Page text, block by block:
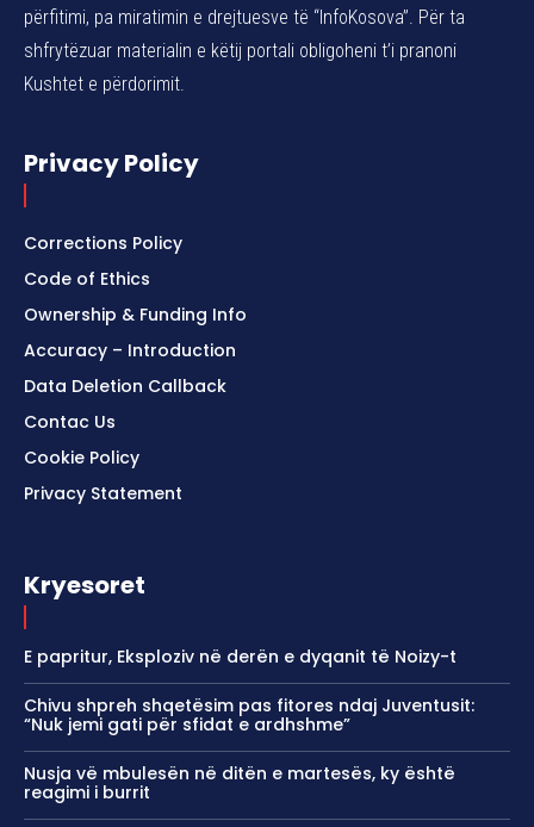
përfitimi, pa miratimin e drejtuesve të “InfoKosova”. Për ta
shfrytëzuar materialin e këtij portali obligoheni t’i pranoni
Kushtet e përdorimit.
Privacy Policy
Corrections Policy
Code of Ethics
Ownership & Funding Info
Accuracy – Introduction
Data Deletion Callback
Contac Us
Cookie Policy
Privacy Statement
Kryesoret
E papritur, Eksploziv në derën e dyqanit të Noizy-t
Chivu shpreh shqetësim pas fitores ndaj Juventusit:
“Nuk jemi gati për sfidat e ardhshme”
Nusja vë mbulesën në ditën e martesës, ky është
reagimi i burrit